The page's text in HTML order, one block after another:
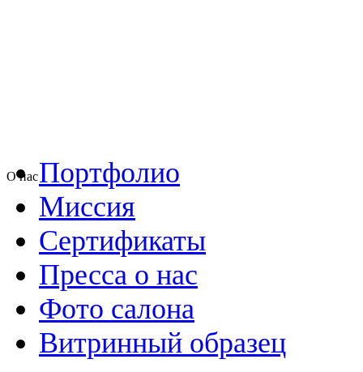
О насПортфолио
Миссия
Сертификаты
Пресса о нас
Фото салона
Витринный образец